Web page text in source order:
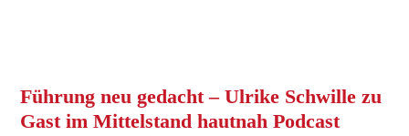
Führung neu gedacht – Ulrike Schwille zu
Gast im Mittelstand hautnah Podcast